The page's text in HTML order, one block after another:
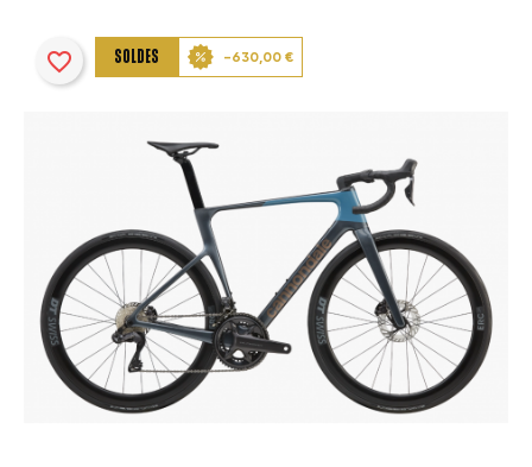
SOLDES -630,00 €
favorite_border